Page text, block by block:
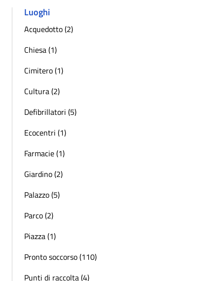
Luoghi
Acquedotto (2)
Chiesa (1)
Cimitero (1)
Cultura (2)
Defibrillatori (5)
Ecocentri (1)
Farmacie (1)
Giardino (2)
Palazzo (5)
Parco (2)
Piazza (1)
Pronto soccorso (110)
Punti di raccolta (4)